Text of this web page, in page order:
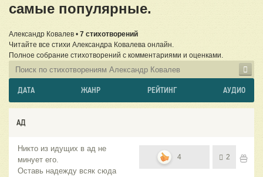
самые популярные.
Александр Ковалев • 7 стихотворений
Читайте все стихи Александра Ковалева онлайн.
Полное собрание стихотворений с комментариями и оценками.
ДАТА ЖАНР РЕЙТИНГ АУДИО
АД
Никто из идущих в ад не
минует его.
Оставь надежду всяк сюда
4 2